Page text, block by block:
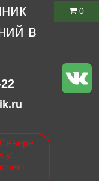
в
0